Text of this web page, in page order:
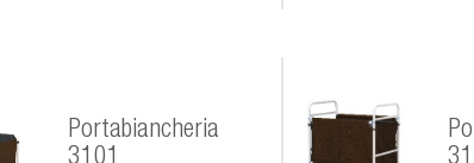
Portabiancheria